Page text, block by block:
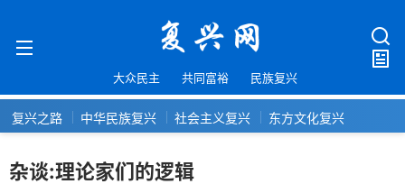
大众民主 共同富裕 民族复兴
复兴之路 中华民族复兴 社会主义复兴 东方文化复兴
杂谈:理论家们的逻辑